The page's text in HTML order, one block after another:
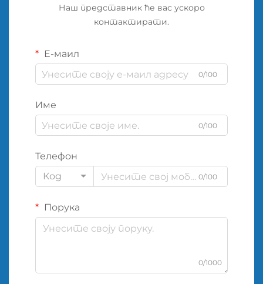
Наш представник ће вас ускоро
контактирати.
Е-маил
0/100
Име
0/100
Телефон
Код
0/100
Порука
0/1000